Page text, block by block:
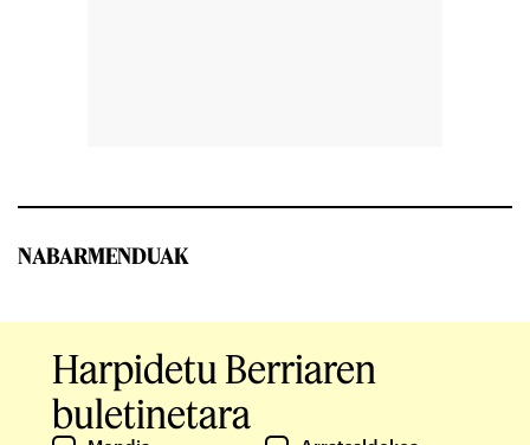
NABARMENDUAK
Harpidetu Berriaren
buletinetara